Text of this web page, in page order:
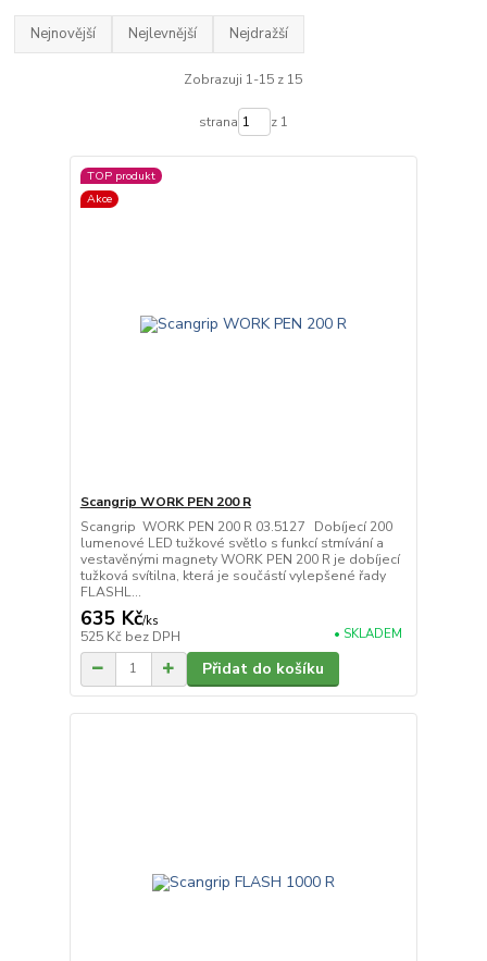
Nejnovější Nejlevnější Nejdražší
Zobrazuji 1-15 z 15
strana z 1
TOP produkt
Akce
Scangrip WORK PEN 200 R
Scangrip WORK PEN 200 R 03.5127 Dobíjecí 200
lumenové LED tužkové světlo s funkcí stmívání a
vestavěnými magnety WORK PEN 200 R je dobíjecí
tužková svítilna, která je součástí vylepšené řady
FLASHL...
635 Kč/ks
525 Kč bez DPH • SKLADEM
Přidat do košíku